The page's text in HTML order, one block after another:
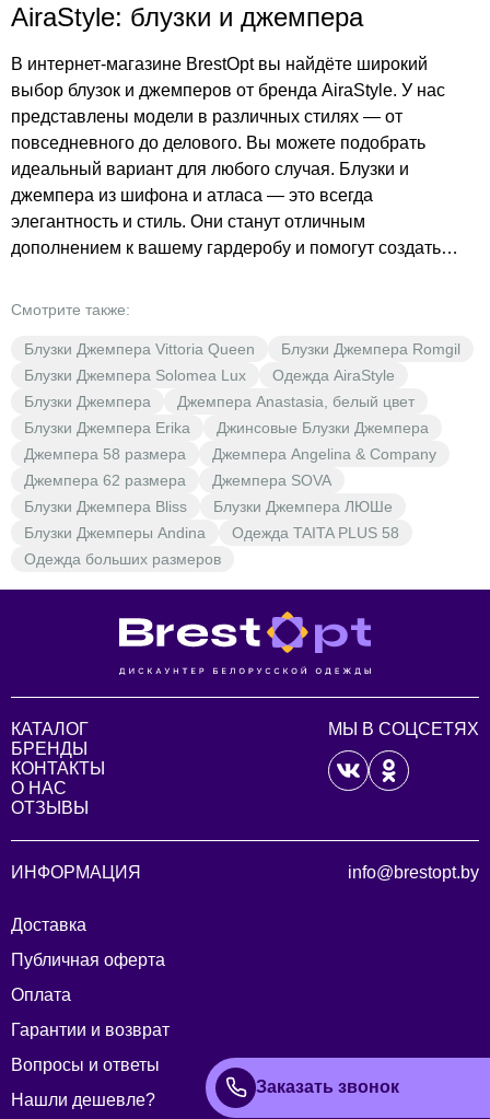
AiraStyle: блузки и джемпера
В интернет-магазине BrestOpt вы найдёте широкий
выбор блузок и джемперов от бренда AiraStyle. У нас
представлены модели в различных стилях — от
повседневного до делового. Вы можете подобрать
идеальный вариант для любого случая. Блузки и
джемпера из шифона и атласа — это всегда
элегантность и стиль. Они станут отличным
дополнением к вашему гардеробу и помогут создать
широкий выбор цветов — от классического белого до
идеально подойдёт вам по стилю и настроению. Не
упустите возможность обновить свой гардероб с
помощью качественных и стильных блузок и джемперов
от AiraStyle. Доступные цены и выгодные предложения
ждут вас в BrestOpt.
Смотрите также:
Блузки Джемпера Vittoria Queen
Блузки Джемпера Romgil
Блузки Джемпера Solomea Lux
Одежда AiraStyle
Блузки Джемпера
Джемпера Anastasia, белый цвет
Блузки Джемпера Erika
Джинсовые Блузки Джемпера
Джемпера 58 размера
Джемпера Angelina & Company
Джемпера 62 размера
Джемпера SOVA
Блузки Джемпера Bliss
Блузки Джемпера ЛЮШе
Блузки Джемперы Andina
Одежда TAITA PLUS 58
Одежда больших размеров
КАТАЛОГ
БРЕНДЫ
КОНТАКТЫ
О НАС
ОТЗЫВЫ
МЫ В СОЦСЕТЯХ
ИНФОРМАЦИЯ
Доставка
Публичная оферта
Оплата
Гарантии и возврат
Вопросы и ответы
Нашли дешевле?
info@brestopt.by
Заказать звонок